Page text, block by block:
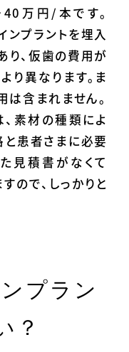
万円/本です。
ンプラントを埋入
り、仮歯の費用が
り異なります。ま
含まれません。
素材の種類によ
と患者さまに必要
見積書がなくて
ので、しっかりと
プラン
？